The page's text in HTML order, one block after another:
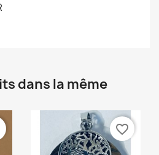
dans la même
favorite_border